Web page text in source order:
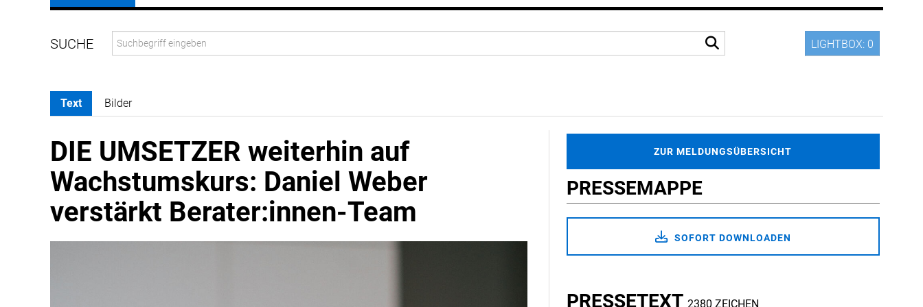
LIGHTBOX: 0
Text Bilder
DIE UMSETZER weiterhin auf
Wachstumskurs: Daniel Weber
verstärkt Berater:innen-Team
ZUR MELDUNGSÜBERSICHT
PRESSEMAPPE
SOFORT DOWNLOADEN
PRESSETEXT 2380 ZEICHEN